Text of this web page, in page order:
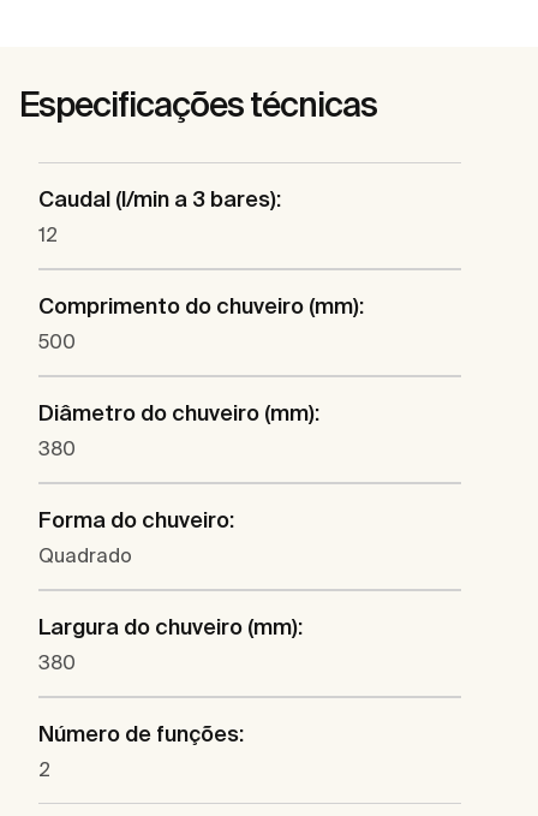
Especificações técnicas
Caudal (l/min a 3 bares):
12
Comprimento do chuveiro (mm):
500
Diâmetro do chuveiro (mm):
380
Forma do chuveiro:
Quadrado
Largura do chuveiro (mm):
380
Número de funções:
2